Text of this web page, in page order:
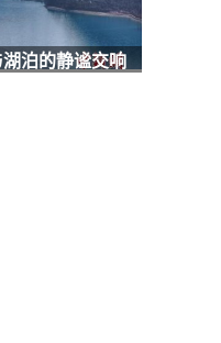
泊的静谧交响